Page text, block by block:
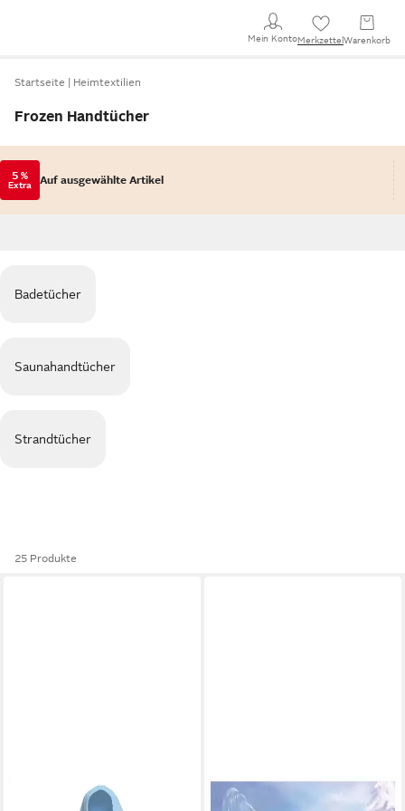
Mein KontoMerkzettel Warenkorb
Startseite Heimtextilien
Frozen Handtücher
5 %
Extra Auf ausgewählte Artikel
Badetücher
Saunahandtücher
Strandtücher
25 Produkte
DISNEY FROZEN
DISNEY